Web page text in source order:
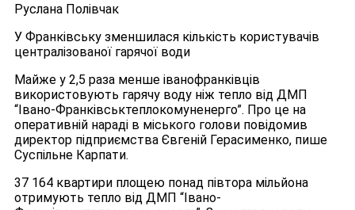
Руслана Полівчак
У Франківську зменшилася кількість користувачів
централізованої гарячої води
Майже у 2,5 раза менше іванофранківців
використовують гарячу воду ніж тепло від ДМП
“Івано-Франківськтеплокомуненерго”. Про це на
оперативній нараді в міського голови повідомив
директор підприємства Євгеній Герасименко, пише
Суспільне Карпати.
37 164 квартири площею понад півтора мільйона
отримують тепло від ДМП “Івано-